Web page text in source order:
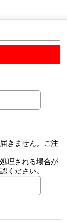
きません。ご注
理される場合が
ください。